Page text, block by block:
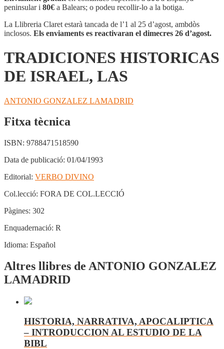
DE
ISRAEL,
LAS
peninsular i 80€ a Balears; o podeu recollir-lo a la botiga.
La Llibreria Claret estarà tancada de l’1 al 25 d’agost, ambdòs
inclosos. Els enviaments es reactivaran el dimecres 26 d’agost.
TRADICIONES HISTORICAS
DE ISRAEL, LAS
ANTONIO GONZALEZ LAMADRID
Fitxa tècnica
ISBN: 9788471518590
Data de publicació: 01/04/1993
Editorial: VERBO DIVINO
Col.lecció: FORA DE COL.LECCIÓ
Pàgines: 302
Enquadernació: R
Idioma: Español
Altres llibres de ANTONIO GONZALEZ
LAMADRID
HISTORIA, NARRATIVA, APOCALIPTICA
– INTRODUCCION AL ESTUDIO DE LA
BIBL